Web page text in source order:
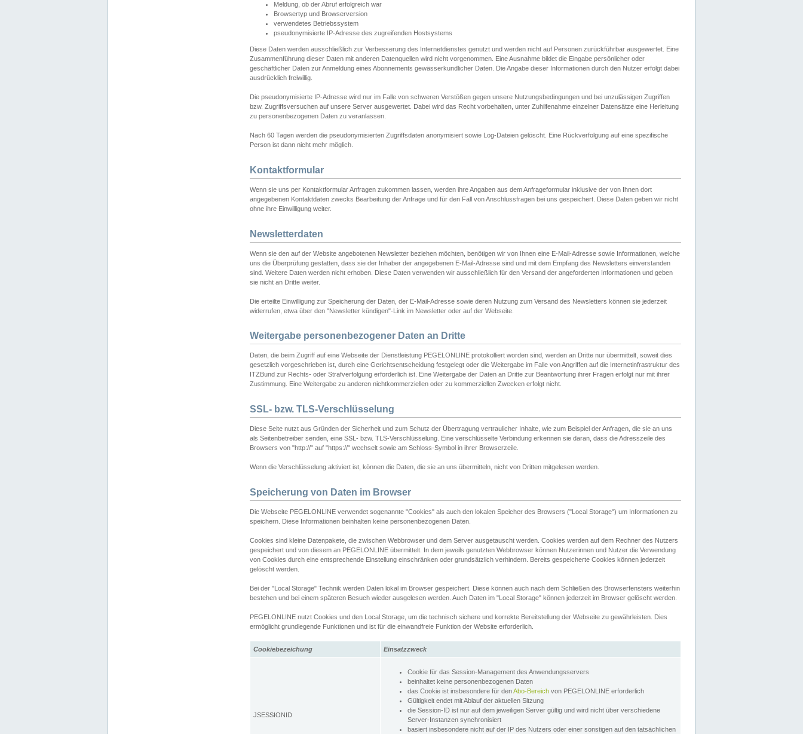
Meldung, ob der Abruf erfolgreich war
Browsertyp und Browserversion
verwendetes Betriebssystem
pseudonymisierte IP-Adresse des zugreifenden Hostsystems
Diese Daten werden ausschließlich zur Verbesserung des Internetdienstes genutzt und werden nicht auf Personen zurückführbar ausgewertet. Eine
Zusammenführung dieser Daten mit anderen Datenquellen wird nicht vorgenommen. Eine Ausnahme bildet die Eingabe persönlicher oder
geschäftlicher Daten zur Anmeldung eines Abonnements gewässerkundlicher Daten. Die Angabe dieser Informationen durch den Nutzer erfolgt dabei
ausdrücklich freiwillig.
Die pseudonymisierte IP-Adresse wird nur im Falle von schweren Verstößen gegen unsere Nutzungsbedingungen und bei unzulässigen Zugriffen
bzw. Zugriffsversuchen auf unsere Server ausgewertet. Dabei wird das Recht vorbehalten, unter Zuhilfenahme einzelner Datensätze eine Herleitung
zu personenbezogenen Daten zu veranlassen.
Nach 60 Tagen werden die pseudonymisierten Zugriffsdaten anonymisiert sowie Log-Dateien gelöscht. Eine Rückverfolgung auf eine spezifische
Person ist dann nicht mehr möglich.
Kontaktformular
Wenn sie uns per Kontaktformular Anfragen zukommen lassen, werden ihre Angaben aus dem Anfrageformular inklusive der von Ihnen dort
angegebenen Kontaktdaten zwecks Bearbeitung der Anfrage und für den Fall von Anschlussfragen bei uns gespeichert. Diese Daten geben wir nicht
ohne ihre Einwilligung weiter.
Newsletterdaten
Wenn sie den auf der Website angebotenen Newsletter beziehen möchten, benötigen wir von Ihnen eine E-Mail-Adresse sowie Informationen, welche
uns die Überprüfung gestatten, dass sie der Inhaber der angegebenen E-Mail-Adresse sind und mit dem Empfang des Newsletters einverstanden
sind. Weitere Daten werden nicht erhoben. Diese Daten verwenden wir ausschließlich für den Versand der angeforderten Informationen und geben
sie nicht an Dritte weiter.
Die erteilte Einwilligung zur Speicherung der Daten, der E-Mail-Adresse sowie deren Nutzung zum Versand des Newsletters können sie jederzeit
widerrufen, etwa über den "Newsletter kündigen"-Link im Newsletter oder auf der Webseite.
Weitergabe personenbezogener Daten an Dritte
Daten, die beim Zugriff auf eine Webseite der Dienstleistung PEGELONLINE protokolliert worden sind, werden an Dritte nur übermittelt, soweit dies
gesetzlich vorgeschrieben ist, durch eine Gerichtsentscheidung festgelegt oder die Weitergabe im Falle von Angriffen auf die Internetinfrastruktur des
ITZBund zur Rechts- oder Strafverfolgung erforderlich ist. Eine Weitergabe der Daten an Dritte zur Beantwortung ihrer Fragen erfolgt nur mit ihrer
Zustimmung. Eine Weitergabe zu anderen nichtkommerziellen oder zu kommerziellen Zwecken erfolgt nicht.
SSL- bzw. TLS-Verschlüsselung
Diese Seite nutzt aus Gründen der Sicherheit und zum Schutz der Übertragung vertraulicher Inhalte, wie zum Beispiel der Anfragen, die sie an uns
als Seitenbetreiber senden, eine SSL- bzw. TLS-Verschlüsselung. Eine verschlüsselte Verbindung erkennen sie daran, dass die Adresszeile des
Browsers von "http://" auf "https://" wechselt sowie am Schloss-Symbol in ihrer Browserzeile.
Wenn die Verschlüsselung aktiviert ist, können die Daten, die sie an uns übermitteln, nicht von Dritten mitgelesen werden.
Speicherung von Daten im Browser
Die Webseite PEGELONLINE verwendet sogenannte "Cookies" als auch den lokalen Speicher des Browsers ("Local Storage") um Informationen zu
speichern. Diese Informationen beinhalten keine personenbezogenen Daten.
Cookies sind kleine Datenpakete, die zwischen Webbrowser und dem Server ausgetauscht werden. Cookies werden auf dem Rechner des Nutzers
gespeichert und von diesem an PEGELONLINE übermittelt. In dem jeweils genutzten Webbrowser können Nutzerinnen und Nutzer die Verwendung
von Cookies durch eine entsprechende Einstellung einschränken oder grundsätzlich verhindern. Bereits gespeicherte Cookies können jederzeit
gelöscht werden.
Bei der "Local Storage" Technik werden Daten lokal im Browser gespeichert. Diese können auch nach dem Schließen des Browserfensters weiterhin
bestehen und bei einem späteren Besuch wieder ausgelesen werden. Auch Daten im "Local Storage" können jederzeit im Browser gelöscht werden.
PEGELONLINE nutzt Cookies und den Local Storage, um die technisch sichere und korrekte Bereitstellung der Webseite zu gewährleisten. Dies
ermöglicht grundlegende Funktionen und ist für die einwandfreie Funktion der Website erforderlich.
Cookiebezeichung Einsatzzweck
JSESSIONID
Cookie für das Session-Management des Anwendungsservers
beinhaltet keine personenbezogenen Daten
das Cookie ist insbesondere für denAbo-Bereich von PEGELONLINE erforderlich
Gültigkeit endet mit Ablauf der aktuellen Sitzung
die Session-ID ist nur auf dem jeweiligen Server gültig und wird nicht über verschiedene
Server-Instanzen synchronisiert
basiert insbesondere nicht auf der IP des Nutzers oder einer sonstigen auf den tatsächlichen